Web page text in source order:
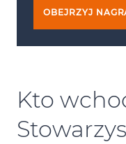
OBEJRZYJ
Kto